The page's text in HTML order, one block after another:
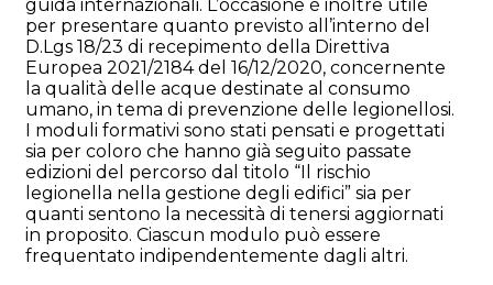
guida internazionali. L’occasione è inoltre utile
per presentare quanto previsto all’interno del
D.Lgs 18/23 di recepimento della Direttiva
Europea 2021/2184 del 16/12/2020, concernente
la qualità delle acque destinate al consumo
umano, in tema di prevenzione delle legionellosi.
I moduli formativi sono stati pensati e progettati
sia per coloro che hanno già seguito passate
edizioni del percorso dal titolo “Il rischio
legionella nella gestione degli edifici” sia per
quanti sentono la necessità di tenersi aggiornati
in proposito. Ciascun modulo può essere
frequentato indipendentemente dagli altri.